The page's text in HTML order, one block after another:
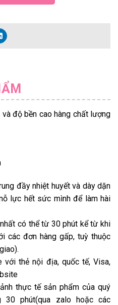
độ bền cao hàng chất lượng
đầy nhiệt huyết và dày dặn
lực hết sức mình để làm hài
có thể từ 30 phút kể từ khi
các đơn hàng gấp, tuỳ thuộc
với thẻ nội địa, quốc tế, Visa,
thực tế sản phẩm của quý
30 phút(qua zalo hoặc các